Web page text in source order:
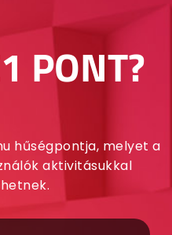
PONT?
hűségpontja, melyet a
aktivitásukkal